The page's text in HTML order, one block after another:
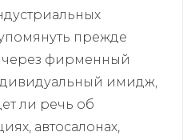
прежде
через фирменный
имидж,
ли речь об
автосалонах,